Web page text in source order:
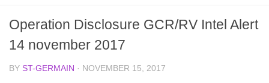
Operation Disclosure GCR/RV Intel Alert
14 november 2017
BY ST-GERMAIN · NOVEMBER 15, 2017